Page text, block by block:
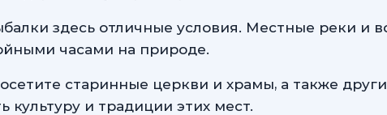
здесь отличные условия. Местные реки и
часами на природе.
старинные церкви и храмы, а также
культуру и традиции этих мест.